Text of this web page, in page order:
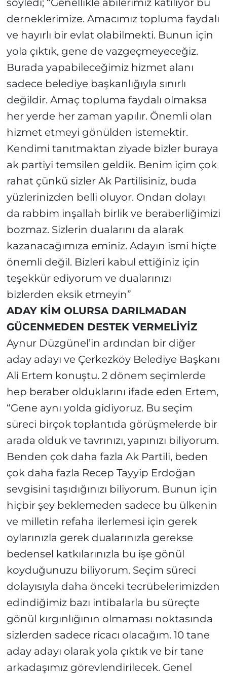
söyledi; “Genellikle abilerimiz katılıyor bu
derneklerimize. Amacımız topluma faydalı
ve hayırlı bir evlat olabilmekti. Bunun için
yola çıktık, gene de vazgeçmeyeceğiz.
Burada yapabileceğimiz hizmet alanı
sadece belediye başkanlığıyla sınırlı
değildir. Amaç topluma faydalı olmaksa
her yerde her zaman yapılır. Önemli olan
hizmet etmeyi gönülden istemektir.
Kendimi tanıtmaktan ziyade bizler buraya
ak partiyi temsilen geldik. Benim içim çok
rahat çünkü sizler Ak Partilisiniz, buda
yüzlerinizden belli oluyor. Ondan dolayı
da rabbim inşallah birlik ve beraberliğimizi
bozmaz. Sizlerin dualarını da alarak
kazanacağımıza eminiz. Adayın ismi hiçte
önemli değil. Bizleri kabul ettiğiniz için
teşekkür ediyorum ve dualarınızı
bizlerden eksik etmeyin”
ADAY KİM OLURSA DARILMADAN
GÜCENMEDEN DESTEK VERMELİYİZ
Aynur Düzgünel’in ardından bir diğer
aday adayı ve Çerkezköy Belediye Başkanı
Ali Ertem konuştu. 2 dönem seçimlerde
hep beraber olduklarını ifade eden Ertem,
“Gene aynı yolda gidiyoruz. Bu seçim
süreci birçok toplantıda görüşmelerde bir
arada olduk ve tavrınızı, yapınızı biliyorum.
Benden çok daha fazla Ak Partili, beden
çok daha fazla Recep Tayyip Erdoğan
sevgisini taşıdığınızı biliyorum. Bunun için
hiçbir şey beklemeden sadece bu ülkenin
ve milletin refaha ilerlemesi için gerek
oylarınızla gerek dualarınızla gerekse
bedensel katkılarınızla bu işe gönül
koyduğunuzu biliyorum. Seçim süreci
dolayısıyla daha önceki tecrübelerimizden
edindiğimiz bazı intibalarla bu süreçte
gönül kırgınlığının olmaması noktasında
sizlerden sadece ricacı olacağım. 10 tane
aday adayı olarak yola çıktık ve bir tane
arkadaşımız görevlendirilecek. Genel